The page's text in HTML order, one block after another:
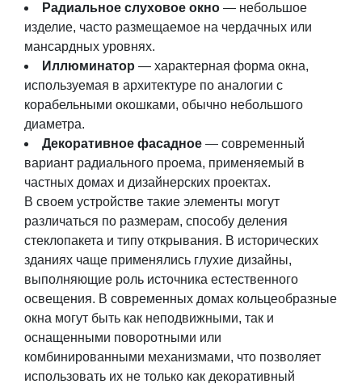
Радиальное слуховое окно — небольшое
изделие, часто размещаемое на чердачных или
мансардных уровнях.
Иллюминатор — характерная форма окна,
используемая в архитектуре по аналогии с
корабельными окошками, обычно небольшого
диаметра.
Декоративное фасадное — современный
вариант радиального проема, применяемый в
частных домах и дизайнерских проектах.
В своем устройстве такие элементы могут
различаться по размерам, способу деления
стеклопакета и типу открывания. В исторических
зданиях чаще применялись глухие дизайны,
выполняющие роль источника естественного
освещения. В современных домах кольцеобразные
окна могут быть как неподвижными, так и
оснащенными поворотными или
комбинированными механизмами, что позволяет
использовать их не только как декоративный